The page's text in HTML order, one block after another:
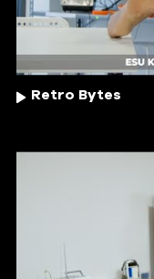
Retro Bytes